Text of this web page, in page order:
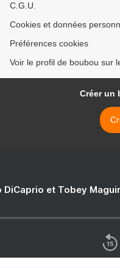
C.G.U.
Cookies et données
Préférences cookies
Voir le profil de boubou sur
Créer un
DiCaprio et Tobey